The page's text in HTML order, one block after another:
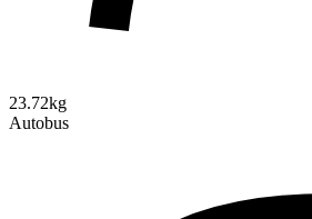
23.72kg
Autobus